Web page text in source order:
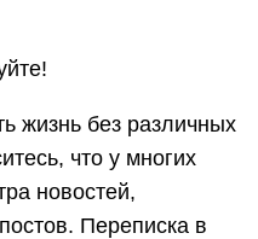
жизнь без различных
что у многих
новостей,
Переписка в